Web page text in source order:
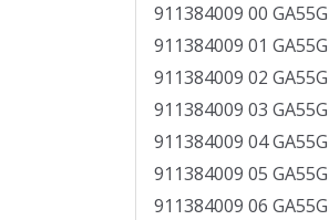
911384009 00
911384009 01
911384009 02
911384009 03
911384009 04
911384009 05
911384009 06